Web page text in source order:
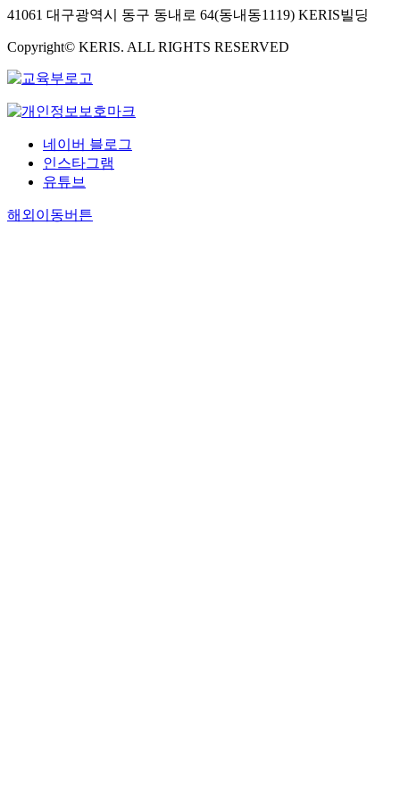
41061 대구광역시 동구 동내로 64(동내동1119) KERIS빌딩
Copyright© KERIS. ALL RIGHTS RESERVED
네이버 블로그
인스타그램
유튜브
해외이동버튼